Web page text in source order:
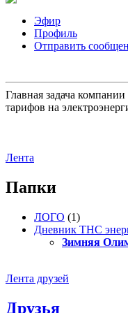
Эфир
Профиль
Отправить
Главная задача
тарифов на
Лента
Папки
ЛОГО (1)
Дневник ТНС
Зимняя
Лента друзей
Друзья